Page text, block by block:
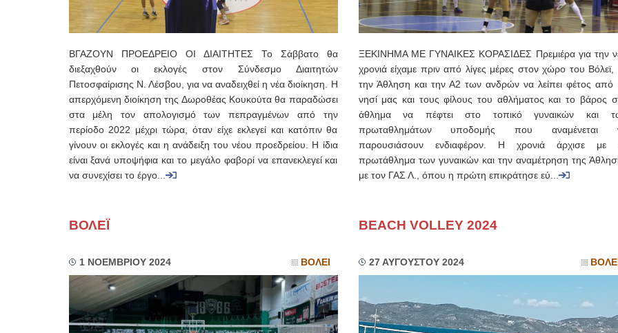
ΒΓΑΖΟΥΝ ΠΡΟΕΔΡΕΙΟ ΟΙ ΔΙΑΙΤΗΤΕΣ Το Σάββατο θα
διεξαχθούν οι εκλογές στον Σύνδεσμο Διαιτητών
Πετοσφαίρισης Ν. Λέσβου, για να αναδειχθεί η νέα διοίκηση. Η
απερχόμενη διοίκηση της Δωροθέας Κουκούτα θα παραδώσει
στα μέλη τον απολογισμό των πεπραγμένων από την
περίοδο 2022 μέχρι τώρα, όταν είχε εκλεγεί και κατόπιν θα
γίνουν οι εκλογές και η ανάδειξη του νέου προεδρείου. Η ίδια
είναι ξανά υποψήφια και το μεγάλο φαβορί να επανεκλεγεί και
να συνεχίσει το έργο...
ΞΕΚΙΝΗΜΑ ΜΕ ΓΥΝΑΙΚΕΣ ΚΟΡΑΣΙΔΕΣ Πρεμιέρα για την
χρονιά είχαμε πριν από λίγες μέρες στον χώρο του Βόλεϊ,
την Άθληση και την Α2 των ανδρών να λείπει φέτος από
νησί μας και τους φίλους του αθλήματος και το βάρος
άθλημα να πέφτει στο τοπικό γυναικών και
πρωταθλημάτων υποδομής που αναμένεται
παρουσιάσουν ενδιαφέρον. Η χρονιά άρχισε με
πρωτάθλημα των γυναικών και την αναμέτρηση της
με τον ΓΑΣ Λ., όπου η πρώτη επικράτησε εύ...
ΒΟΛΕΪ
1 ΝΟΕΜΒΡΙΟΥ 2024 ΒΟΛΕΙ
BEACH VOLLEY 2024
27 ΑΥΓΟΥΣΤΟΥ 2024 ΒΟΛΕΙ
ΙΩΑΝΝΗΣ Α. ΜΑΛΛΙΑΣ
τηλ:210-9320215
Καβέτσου 10, Μυτιλήνη, τηλ:
2251038065